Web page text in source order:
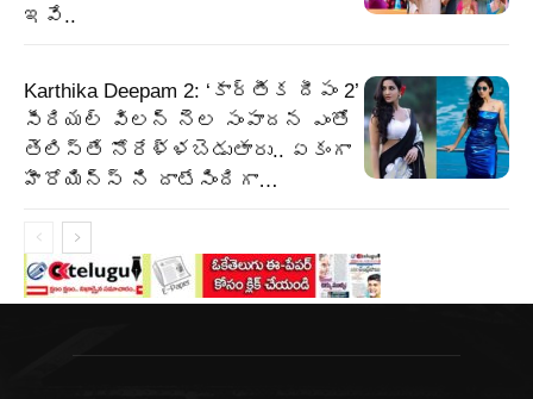
ఇవే..
Karthika Deepam 2: ‘కార్తీక దీపం 2’
సీరియల్ విలన్ నెల సంపాదన ఎంతో
తెలిస్తే నోరేళ్ళబెడుతారు.. ఏకంగా
హీరోయిన్స్ ని దాటేసిందిగా…